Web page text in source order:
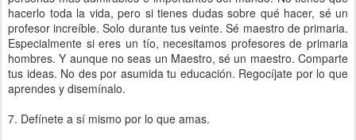
hacerlo toda la vida, pero si tienes dudas sobre qué hacer, sé un
profesor increíble. Solo durante tus veinte. Sé maestro de primaria.
Especialmente si eres un tío, necesitamos profesores de primaria
hombres. Y aunque no seas un Maestro, sé un maestro. Comparte
tus ideas. No des por asumida tu educación. Regocíjate por lo que
aprendes y disemínalo.
7. Defínete a sí mismo por lo que amas.